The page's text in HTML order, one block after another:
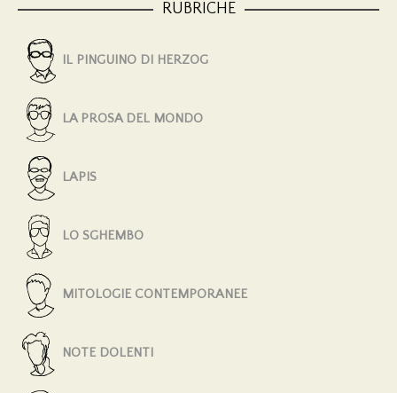
RUBRICHE
IL PINGUINO DI HERZOG
LA PROSA DEL MONDO
LAPIS
LO SGHEMBO
MITOLOGIE CONTEMPORANEE
NOTE DOLENTI